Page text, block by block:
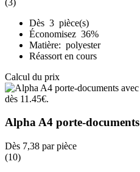
Dès 3 pièce(s)
Économisez 36%
Matière: polyester
Réassort en cours
Calcul du prix
Alpha A4 porte-documents
Dès 7,38 par pièce
(10)